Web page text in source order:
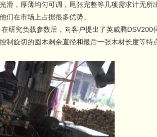
，厚薄均匀可调，尾张完整等几项需求计无所
们在市场上占据很多优势。
究负载参数后，向客户提出了英威腾DSV200
旋切的圆木剩余直径和最后一张木材长度等特